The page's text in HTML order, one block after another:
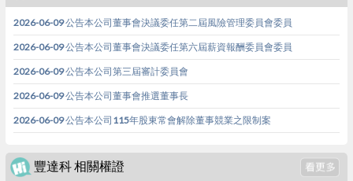
2026-06-09 公告本公司董事會決議委任第二屆風險管理委員會委員
2026-06-09 公告本公司董事會決議委任第六屆薪資報酬委員會委員
2026-06-09 公告本公司第三屆審計委員會
2026-06-09 公告本公司董事會推選董事長
2026-06-09 公告本公司115年股東常會解除董事競業之限制案
豐達科 相關權證